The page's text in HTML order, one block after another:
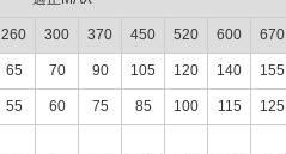
260 300 370 450 520 600 670
65 70 90 105 120 140 155
55 60 75 85 100 115 125